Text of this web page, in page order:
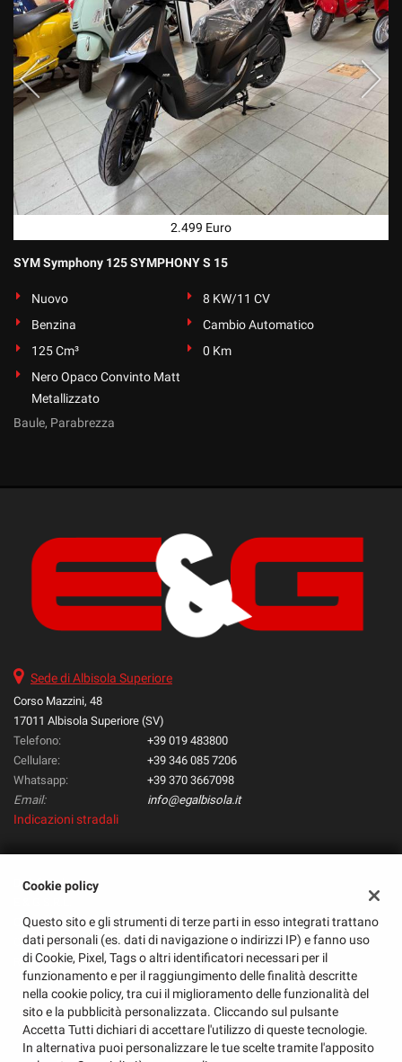
2.499 Euro
SYM Symphony 125 SYMPHONY S 15
Nuovo
8 KW/11 CV
Benzina
Cambio Automatico
125 Cm³
0 Km
Nero Opaco Convinto Matt
Metallizzato
Baule, Parabrezza
Sede di Albisola Superiore
Corso Mazzini, 48
17011 Albisola Superiore (SV)
Telefono:
+39 019 483800
Cellulare:
+39 346 085 7206
Whatsapp:
+39 370 3667098
Email:
info@egalbisola.it
Indicazioni stradali
Dati fiscali:
Corso Mazzini, 48, Albisola Superiore (SV)
C.F/P.IVA:01585720095
Registro delle imprese:SV
Cookie policy
Questo sito e gli strumenti di terze parti in esso integrati trattano
dati personali (es. dati di navigazione o indirizzi IP) e fanno uso
di Cookie, Pixel, Tags o altri identificatori necessari per il
funzionamento e per il raggiungimento delle finalità descritte
nella cookie policy, tra cui il miglioramento delle funzionalità del
sito e la pubblicità personalizzata. Cliccando sul pulsante
Accetta Tutti dichiari di accettare l'utilizzo di queste tecnologie.
In alternativa puoi personalizzare le tue scelte tramite l'apposito